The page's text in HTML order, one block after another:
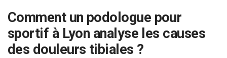
Comment un podologue pour
sportif à Lyon analyse les causes
des douleurs tibiales ?